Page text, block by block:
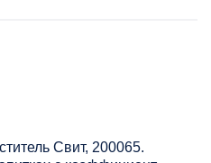
Свит, 200065.